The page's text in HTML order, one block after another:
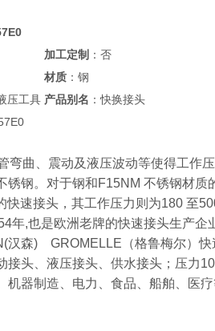
加工定制 ：否
材质 ：钢
压工具 产品别名 ：快换接头
弯曲、震动及液压波动等使得工作
锈钢。对于钢和F15NM 不锈钢材
速接头，其工作压力则为180 至
年,也是欧洲老牌的快速接头生产
汉森) GROMELLE（格鲁梅尔）
接头、液压接头、供水接头；压力
器制造、电力、食品、船舶、医